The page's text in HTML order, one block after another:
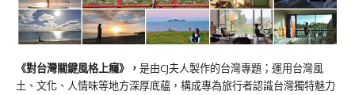
《對台灣關鍵風格上癮》 ， 是由CJ夫人製作的台灣專題；運用台灣風
土、文化、人情味等地方深厚底蘊，構成專為旅行者認識台灣獨特魅力